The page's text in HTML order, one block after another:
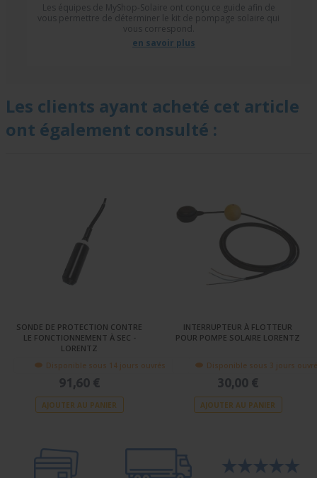
Les équipes de MyShop-Solaire ont conçu ce guide afin de
vous permettre de déterminer le kit de pompage solaire qui
vous correspond.
en savoir plus
Les clients ayant acheté cet article
ont également consulté :
SONDE DE PROTECTION CONTRE
LE FONCTIONNEMENT À SEC -
LORENTZ
Disponible sous 14 jours ouvrés
91,60 €
AJOUTER AU PANIER
INTERRUPTEUR À FLOTTEUR
POUR POMPE SOLAIRE LORENTZ
Disponible sous 3 jours
30,00 €
AJOUTER AU PANIER